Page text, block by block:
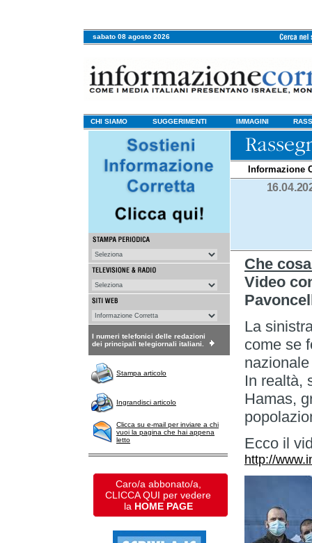
sabato 08 agosto 2026
CHI SIAMO SUGGERIMENTI IMMAGINI
I numeri telefonici delle redazioni
dei principali telegiornali italiani.
Stampa articolo
Ingrandisci articolo
Clicca su e-mail per inviare a chi
vuoi la pagina che hai appena
letto
Caro/a abbonato/a,
CLICCA QUI per vedere
la HOME PAGE
Informazione
Che
Video
La
come se
In realtà,
Hamas,
Ecco il
http://